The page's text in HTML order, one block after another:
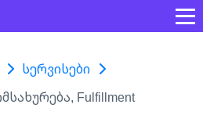
Სერვისები
Fulfillment